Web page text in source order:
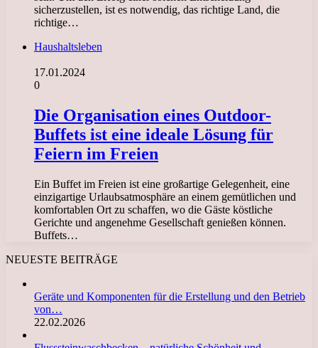
sicherzustellen, ist es notwendig, das richtige Land, die
richtige…
Haushaltsleben
17.01.2024
0
Die Organisation eines Outdoor-
Buffets ist eine ideale Lösung für
Feiern im Freien
Ein Buffet im Freien ist eine großartige Gelegenheit, eine
einzigartige Urlaubsatmosphäre an einem gemütlichen und
komfortablen Ort zu schaffen, wo die Gäste köstliche
Gerichte und angenehme Gesellschaft genießen können.
Buffets…
NEUESTE BEITRÄGE
Geräte und Komponenten für die Erstellung und den Betrieb
von…
22.02.2026